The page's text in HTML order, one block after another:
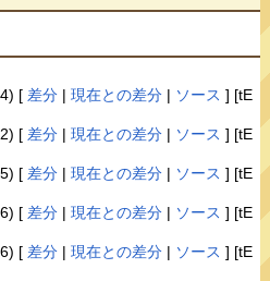
[ 差分| 現在との差分| ソース ] [tE
[ 差分| 現在との差分| ソース ] [tE
[ 差分| 現在との差分| ソース ] [tE
[ 差分| 現在との差分| ソース ] [tE
[ 差分| 現在との差分| ソース ] [tE